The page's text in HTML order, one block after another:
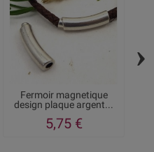
Fermoir magnetique
design plaque argent...
5,75 €
›